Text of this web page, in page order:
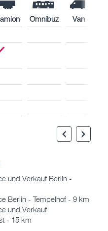
Omnibuz
Van
und Verkauf Berlin -
Berlin - Tempelhof - 9 km
und Verkauf
- 15 km